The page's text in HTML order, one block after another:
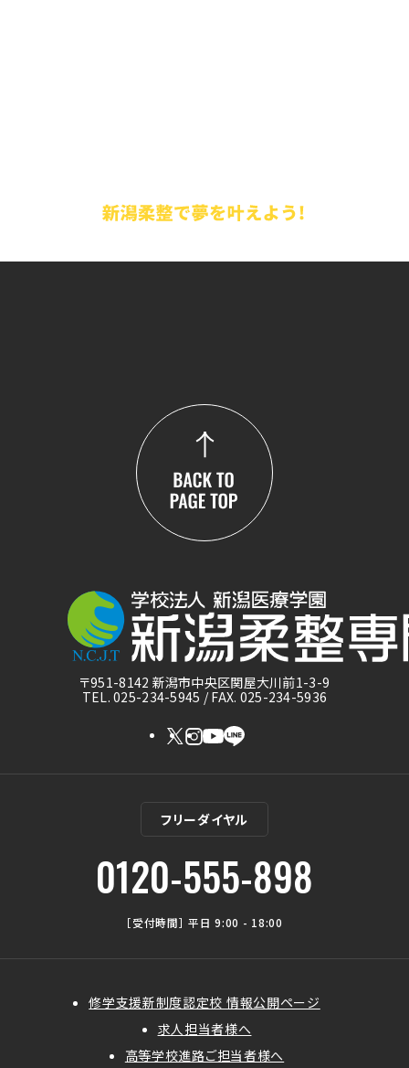
〒951-8142 新潟市中央区関屋大川前1-3-9
TEL. 025-234-5945 / FAX. 025-234-5936
フリーダイヤル
0120-555-898
［受付時間］ 平日 9:00 - 18:00
修学支援新制度認定校 情報公開ページ
求人担当者様へ
高等学校進路ご担当者様へ